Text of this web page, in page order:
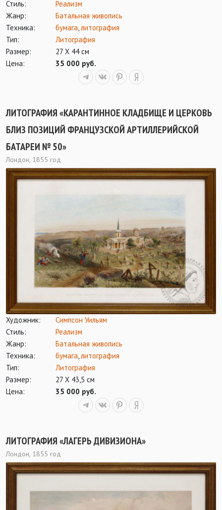
Стиль:
Реализм
Жанр:
Батальная живопись
Техника:
бумага,литография
Тип:
Литография
Размер:
27 Х 44 см
Цена:
35 000 руб.
ЛИТОГРАФИЯ «КАРАНТИННОЕ КЛАДБИЩЕ И ЦЕРКОВЬ
БЛИЗ ПОЗИЦИЙ ФРАНЦУЗСКОЙ АРТИЛЛЕРИЙСКОЙ
БАТАРЕИ № 50»
Лондон, 1855 год
Художник:
Симпсон Уильям
Стиль:
Реализм
Жанр:
Батальная живопись
Техника:
бумага литография
Тип:
Литография
Размер:
27 Х 43,5 см
Цена:
35 000 руб.
ЛИТОГРАФИЯ «ЛАГЕРЬ ДИВИЗИОНА»
Лондон, 1855 год